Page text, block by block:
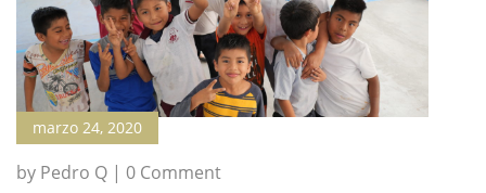
marzo 24, 2020
by Pedro Q | 0 Comment